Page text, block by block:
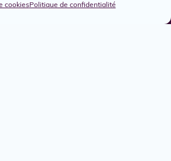
cookiesPolitique de confidentialité